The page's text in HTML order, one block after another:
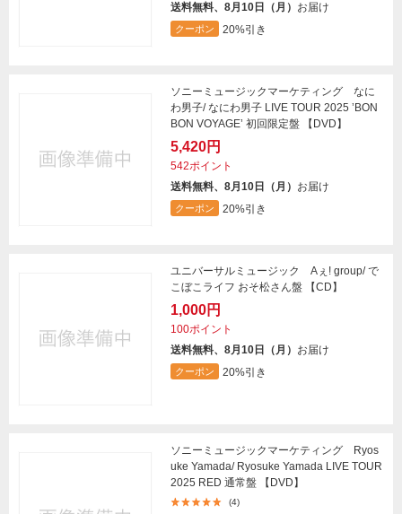
送料無料、8月10日（月） お届け
クーポン 20%引き
ソニーミュージックマーケティング なに
わ男子/ なにわ男子 LIVE TOUR 2025 ’BON
BON VOYAGE’ 初回限定盤 【DVD】
5,420円
542ポイント
送料無料、8月10日（月） お届け
クーポン 20%引き
ユニバーサルミュージック Aぇ! group/ で
こぼこライフ おそ松さん盤 【CD】
1,000円
100ポイント
送料無料、8月10日（月） お届け
クーポン 20%引き
ソニーミュージックマーケティング Ryos
uke Yamada/ Ryosuke Yamada LIVE TOUR
2025 RED 通常盤 【DVD】
(4)